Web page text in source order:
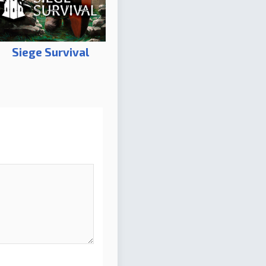
Siege Survival